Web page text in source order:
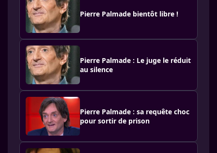
Pierre Palmade bientôt libre !
Pierre Palmade : Le juge le réduit
au silence
Pierre Palmade : sa requête choc
pour sortir de prison